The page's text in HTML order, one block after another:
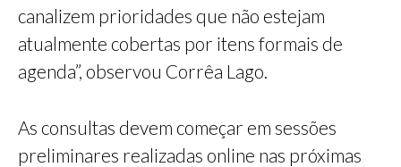
canalizem prioridades que não estejam
atualmente cobertas por itens formais de
agenda”, observou Corrêa Lago.
As consultas devem começar em sessões
preliminares realizadas online nas próximas